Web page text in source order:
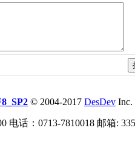
© 2004-2017 DesDev Inc.
电话：0713-7810018 邮箱: